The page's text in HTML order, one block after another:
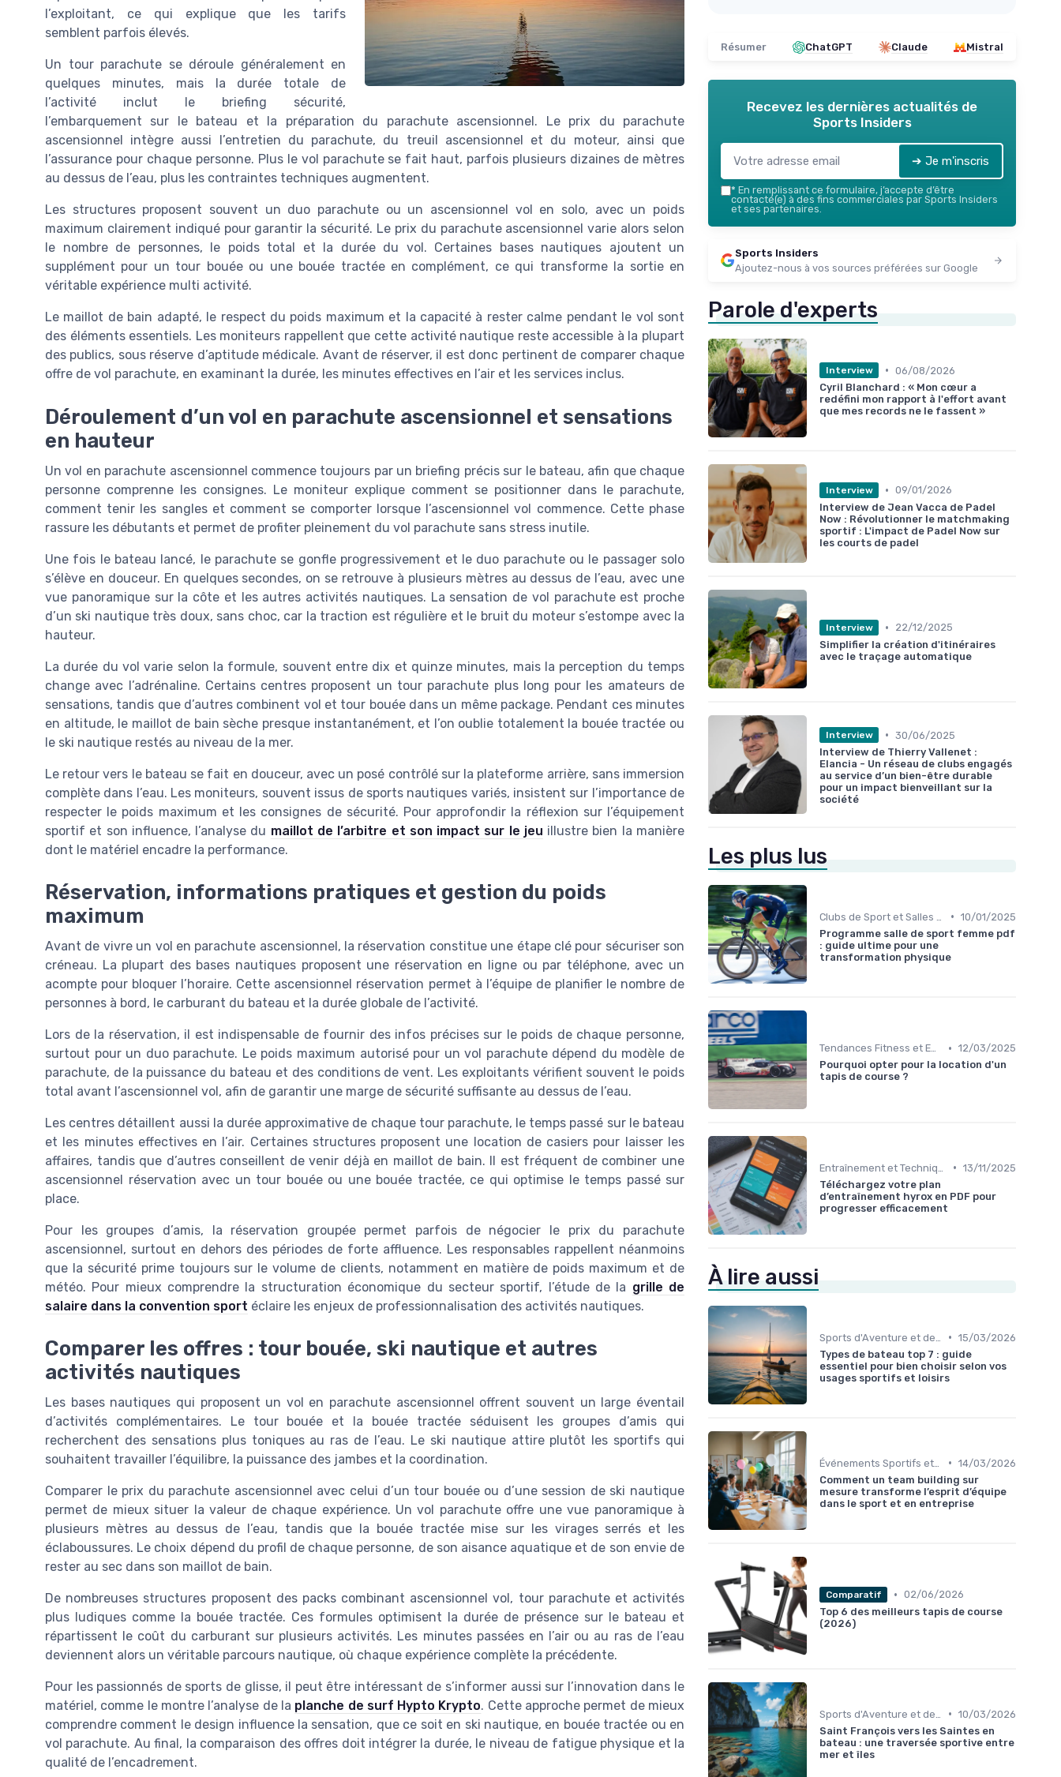
l’exploitant, ce qui explique que les tarifs
semblent parfois élevés.
Un tour parachute se déroule généralement en
quelques minutes, mais la durée totale de
l’activité inclut le briefing sécurité,
l’embarquement sur le bateau et la préparation du parachute ascensionnel. Le prix du parachute
ascensionnel intègre aussi l’entretien du parachute, du treuil ascensionnel et du moteur, ainsi que
l’assurance pour chaque personne. Plus le vol parachute se fait haut, parfois plusieurs dizaines de mètres
au dessus de l’eau, plus les contraintes techniques augmentent.
Les structures proposent souvent un duo parachute ou un ascensionnel vol en solo, avec un poids
maximum clairement indiqué pour garantir la sécurité. Le prix du parachute ascensionnel varie alors selon
le nombre de personnes, le poids total et la durée du vol. Certaines bases nautiques ajoutent un
supplément pour un tour bouée ou une bouée tractée en complément, ce qui transforme la sortie en
véritable expérience multi activité.
Le maillot de bain adapté, le respect du poids maximum et la capacité à rester calme pendant le vol sont
des éléments essentiels. Les moniteurs rappellent que cette activité nautique reste accessible à la plupart
des publics, sous réserve d’aptitude médicale. Avant de réserver, il est donc pertinent de comparer chaque
offre de vol parachute, en examinant la durée, les minutes effectives en l’air et les services inclus.
Déroulement d’un vol en parachute ascensionnel et sensations
en hauteur
Un vol en parachute ascensionnel commence toujours par un briefing précis sur le bateau, afin que chaque
personne comprenne les consignes. Le moniteur explique comment se positionner dans le parachute,
comment tenir les sangles et comment se comporter lorsque l’ascensionnel vol commence. Cette phase
rassure les débutants et permet de profiter pleinement du vol parachute sans stress inutile.
Une fois le bateau lancé, le parachute se gonfle progressivement et le duo parachute ou le passager solo
s’élève en douceur. En quelques secondes, on se retrouve à plusieurs mètres au dessus de l’eau, avec une
vue panoramique sur la côte et les autres activités nautiques. La sensation de vol parachute est proche
d’un ski nautique très doux, sans choc, car la traction est régulière et le bruit du moteur s’estompe avec la
hauteur.
La durée du vol varie selon la formule, souvent entre dix et quinze minutes, mais la perception du temps
change avec l’adrénaline. Certains centres proposent un tour parachute plus long pour les amateurs de
sensations, tandis que d’autres combinent vol et tour bouée dans un même package. Pendant ces minutes
en altitude, le maillot de bain sèche presque instantanément, et l’on oublie totalement la bouée tractée ou
le ski nautique restés au niveau de la mer.
Le retour vers le bateau se fait en douceur, avec un posé contrôlé sur la plateforme arrière, sans immersion
complète dans l’eau. Les moniteurs, souvent issus de sports nautiques variés, insistent sur l’importance de
respecter le poids maximum et les consignes de sécurité. Pour approfondir la réflexion sur l’équipement
sportif et son influence, l’analyse du maillot de l’arbitre et son impact sur le jeu illustre bien la manière
dont le matériel encadre la performance.
Réservation, informations pratiques et gestion du poids
maximum
Avant de vivre un vol en parachute ascensionnel, la réservation constitue une étape clé pour sécuriser son
créneau. La plupart des bases nautiques proposent une réservation en ligne ou par téléphone, avec un
acompte pour bloquer l’horaire. Cette ascensionnel réservation permet à l’équipe de planifier le nombre de
personnes à bord, le carburant du bateau et la durée globale de l’activité.
Lors de la réservation, il est indispensable de fournir des infos précises sur le poids de chaque personne,
surtout pour un duo parachute. Le poids maximum autorisé pour un vol parachute dépend du modèle de
parachute, de la puissance du bateau et des conditions de vent. Les exploitants vérifient souvent le poids
total avant l’ascensionnel vol, afin de garantir une marge de sécurité suffisante au dessus de l’eau.
Les centres détaillent aussi la durée approximative de chaque tour parachute, le temps passé sur le bateau
et les minutes effectives en l’air. Certaines structures proposent une location de casiers pour laisser les
affaires, tandis que d’autres conseillent de venir déjà en maillot de bain. Il est fréquent de combiner une
ascensionnel réservation avec un tour bouée ou une bouée tractée, ce qui optimise le temps passé sur
place.
Pour les groupes d’amis, la réservation groupée permet parfois de négocier le prix du parachute
ascensionnel, surtout en dehors des périodes de forte affluence. Les responsables rappellent néanmoins
que la sécurité prime toujours sur le volume de clients, notamment en matière de poids maximum et de
météo. Pour mieux comprendre la structuration économique du secteur sportif, l’étude de la grille de
salaire dans la convention sport éclaire les enjeux de professionnalisation des activités nautiques.
Comparer les offres : tour bouée, ski nautique et autres
activités nautiques
Les bases nautiques qui proposent un vol en parachute ascensionnel offrent souvent un large éventail
d’activités complémentaires. Le tour bouée et la bouée tractée séduisent les groupes d’amis qui
recherchent des sensations plus toniques au ras de l’eau. Le ski nautique attire plutôt les sportifs qui
souhaitent travailler l’équilibre, la puissance des jambes et la coordination.
Comparer le prix du parachute ascensionnel avec celui d’un tour bouée ou d’une session de ski nautique
permet de mieux situer la valeur de chaque expérience. Un vol parachute offre une vue panoramique à
plusieurs mètres au dessus de l’eau, tandis que la bouée tractée mise sur les virages serrés et les
éclaboussures. Le choix dépend du profil de chaque personne, de son aisance aquatique et de son envie de
rester au sec dans son maillot de bain.
De nombreuses structures proposent des packs combinant ascensionnel vol, tour parachute et activités
plus ludiques comme la bouée tractée. Ces formules optimisent la durée de présence sur le bateau et
répartissent le coût du carburant sur plusieurs activités. Les minutes passées en l’air ou au ras de l’eau
deviennent alors un véritable parcours nautique, où chaque expérience complète la précédente.
Pour les passionnés de sports de glisse, il peut être intéressant de s’informer aussi sur l’innovation dans le
matériel, comme le montre l’analyse de la planche de surf Hypto Krypto. Cette approche permet de mieux
comprendre comment le design influence la sensation, que ce soit en ski nautique, en bouée tractée ou en
vol parachute. Au final, la comparaison des offres doit intégrer la durée, le niveau de fatigue physique et la
qualité de l’encadrement.
Résumer ChatGPT Claude Mistral
Recevez les dernières actualités de
Sports Insiders
➔ Je m'inscris
* En remplissant ce formulaire, j’accepte d’être
contacté(e) à des fins commerciales par Sports Insiders
et ses partenaires.
Sports Insiders
Ajoutez-nous à vos sources préférées sur Google
Parole d'experts
Interview • 06/08/2026
Cyril Blanchard : « Mon cœur a
redéfini mon rapport à l'effort avant
que mes records ne le fassent »
Interview • 09/01/2026
Interview de Jean Vacca de Padel
Now : Révolutionner le matchmaking
sportif : L'impact de Padel Now sur
les courts de padel
Interview •
22/12/2025
Simplifier la création d'itinéraires
avec le traçage automatique
Interview • 30/06/2025
Interview de Thierry Vallenet :
Elancia - Un réseau de clubs engagés
au service d’un bien-être durable
pour un impact bienveillant sur la
société
Les plus lus
• 10/01/2025
Programme salle de sport femme pdf
: guide ultime pour une
transformation physique
Tendances Fitness et Entraînement à Domicile • 12/03/2025
Pourquoi opter pour la location d'un
tapis de course ?
• 13/11/2025
Téléchargez votre plan
d’entraînement hyrox en PDF pour
progresser efficacement
À lire aussi
• 15/03/2026
Types de bateau top 7 : guide
essentiel pour bien choisir selon vos
usages sportifs et loisirs
• 14/03/2026
Comment un team building sur
mesure transforme l’esprit d’équipe
dans le sport et en entreprise
Comparatif • 02/06/2026
Top 6 des meilleurs tapis de course
(2026)
• 10/03/2026
Saint François vers les Saintes en
bateau : une traversée sportive entre
mer et îles